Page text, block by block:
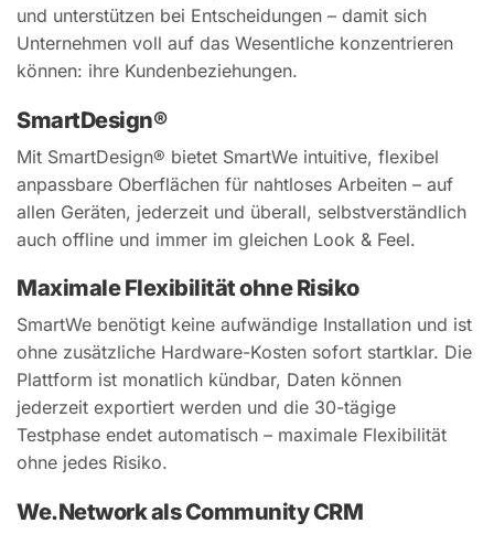
und unterstützen bei Entscheidungen – damit sich
Unternehmen voll auf das Wesentliche konzentrieren
können: ihre Kundenbeziehungen.
SmartDesign®
Mit SmartDesign® bietet SmartWe intuitive, flexibel
anpassbare Oberflächen für nahtloses Arbeiten – auf
allen Geräten, jederzeit und überall, selbstverständlich
auch offline und immer im gleichen Look & Feel.
Maximale Flexibilität ohne Risiko
SmartWe benötigt keine aufwändige Installation und ist
ohne zusätzliche Hardware-Kosten sofort startklar. Die
Plattform ist monatlich kündbar, Daten können
jederzeit exportiert werden und die 30-tägige
Testphase endet automatisch – maximale Flexibilität
ohne jedes Risiko.
We.Network als Community CRM